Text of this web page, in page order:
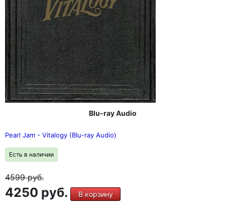
Blu-ray Audio
Pearl Jam - Vitalogy (Blu-ray Audio)
Есть в наличии
4599руб.
4250 руб. В корзину